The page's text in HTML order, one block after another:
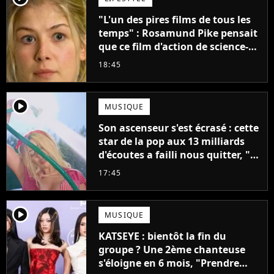
"L'un des pires films de tous les
temps" : Rosamund Pike pensait
que ce film d'action de science-
fiction avec Dwayne Johnson
18:45
player2 MUSIQUE
Son ascenseur s'est écrasé : cette
star de la pop aux 13 milliards
d'écoutes a failli nous quitter, "Je
pensais ne plus jamais chanter"
17:45
player2 MUSIQUE
KATSEYE : bientôt la fin du
groupe ? Une 2ème chanteuse
s'éloigne en 6 mois, "Prendre